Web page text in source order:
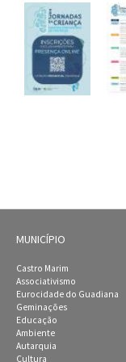
MUNICÍPIO
Castro Marim
Associativismo
Eurocidade do Guadiana
Geminações
Educação
Ambiente
Autarquia
Cultura